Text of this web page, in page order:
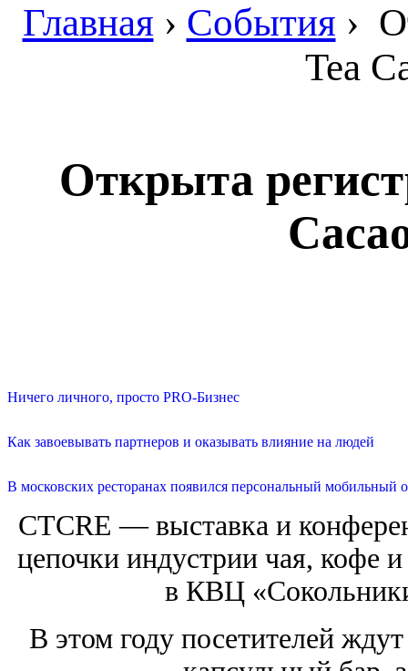
Главная › События ›
Tea
Открыта
Ничего личного, просто PRO-Бизнес
Как завоевывать партнеров и оказывать влияние на людей
В московских ресторанах появился персональный мобильный
CTCRE — выставка и
цепочки индустрии чая, кофе
в КВЦ
В этом году посетителей